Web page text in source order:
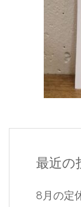
最近の
8月の定